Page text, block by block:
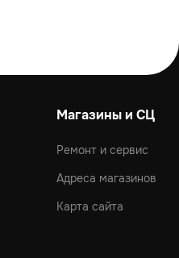
Магазины и СЦ
Ремонт и сервис
Адреса магазинов
Карта сайта